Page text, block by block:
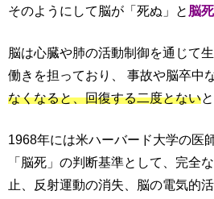
そのようにして脳が「死ぬ」と 脳死
脳は心臓や肺の活動制御を通じて
働きを担っており、 事故や脳卒中
なくなると、回復する二度とない
1968年には米ハーバード大学の医
「脳死」の判断基準として、完全
止、反射運動の消失、脳の電気的